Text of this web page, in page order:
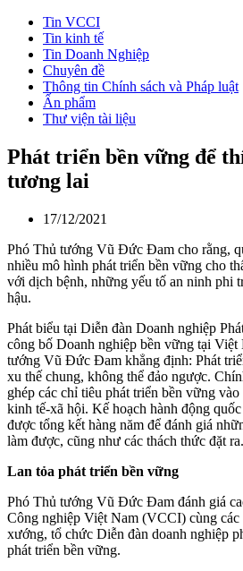
Tin VCCI
Tin kinh tế
Tin Doanh Nghiệp
Chuyên đề
Thông tin Chính sách và Pháp luật
Ấn phẩm
Thư viện tài liệu
Phát triển bền vững để
tương lai
17/12/2021
Phó Thủ tướng Vũ Đức Đam cho rằng,
nhiều mô hình phát triển bền vững cho
với dịch bệnh, những yếu tố an ninh phi
hậu.
Phát biểu tại Diễn đàn Doanh nghiệp
công bố Doanh nghiệp bền vững tại
tướng Vũ Đức Đam khẳng định: Phát
xu thế chung, không thể đảo ngược.
ghép các chỉ tiêu phát triển bền vững
kinh tế-xã hội. Kế hoạch hành động
được tổng kết hàng năm để đánh giá
làm được, cũng như các thách thức đặt ra.
Lan tỏa phát triển bền vững
Phó Thủ tướng Vũ Đức Đam đánh giá
Công nghiệp Việt Nam (VCCI) cùng
xướng, tổ chức Diễn đàn doanh nghiệp
phát triển bền vững.